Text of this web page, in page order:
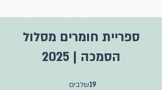
ספריית חומרים מסלול
הסמכה | 2025
19שלבים